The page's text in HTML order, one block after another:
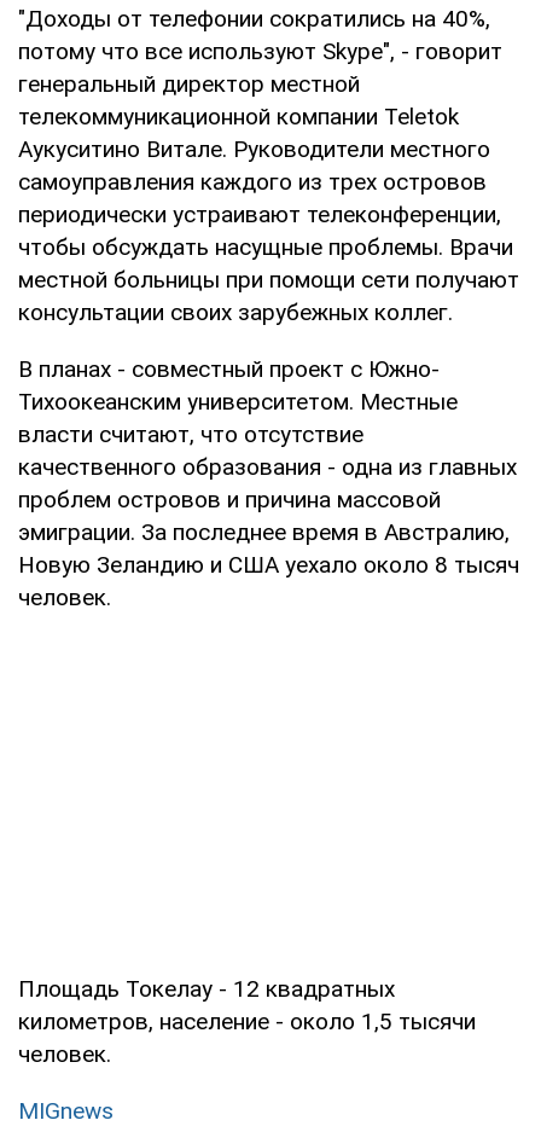
"Доходы от телефонии сократились на 40%,
потому что все используют Skype", - говорит
генеральный директор местной
телекоммуникационной компании Teletok
Аукуситино Витале. Руководители местного
самоуправления каждого из трех островов
периодически устраивают телеконференции,
чтобы обсуждать насущные проблемы. Врачи
местной больницы при помощи сети получают
консультации своих зарубежных коллег.
В планах - совместный проект с Южно-
Тихоокеанским университетом. Местные
власти считают, что отсутствие
качественного образования - одна из главных
проблем островов и причина массовой
эмиграции. За последнее время в Австралию,
Новую Зеландию и США уехало около 8 тысяч
человек.
Площадь Токелау - 12 квадратных
километров, население - около 1,5 тысячи
человек.
MIGnews